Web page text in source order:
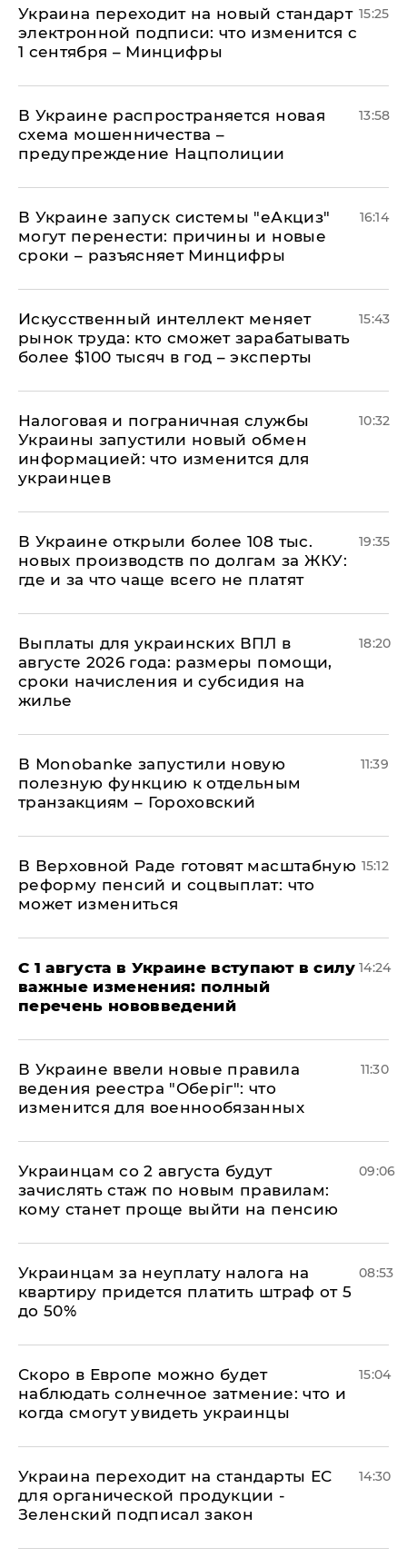
Украина переходит на новый стандарт
электронной подписи: что изменится с
1 сентября – Минцифры
15:25
В Украине распространяется новая
схема мошенничества –
предупреждение Нацполиции
13:58
В Украине запуск системы "еАкциз"
могут перенести: причины и новые
сроки – разъясняет Минцифры
16:14
Искусственный интеллект меняет
рынок труда: кто сможет зарабатывать
более $100 тысяч в год – эксперты
15:43
Налоговая и пограничная службы
Украины запустили новый обмен
информацией: что изменится для
украинцев
10:32
В Украине открыли более 108 тыс.
новых производств по долгам за ЖКУ:
где и за что чаще всего не платят
19:35
Выплаты для украинских ВПЛ в
августе 2026 года: размеры помощи,
сроки начисления и субсидия на
жилье
18:20
В Мonobankе запустили новую
полезную функцию к отдельным
транзакциям – Гороховский
11:39
В Верховной Раде готовят масштабную
реформу пенсий и соцвыплат: что
может измениться
15:12
С 1 августа в Украине вступают в силу
важные изменения: полный
перечень нововведений
14:24
В Украине ввели новые правила
ведения реестра "Оберіг": что
изменится для военнообязанных
11:30
Украинцам со 2 августа будут
зачислять стаж по новым правилам:
кому станет проще выйти на пенсию
09:06
Украинцам за неуплату налога на
квартиру придется платить штраф от 5
до 50%
08:53
Скоро в Европе можно будет
наблюдать солнечное затмение: что и
когда смогут увидеть украинцы
15:04
Украина переходит на стандарты ЕС
для органической продукции -
Зеленский подписал закон
14:30